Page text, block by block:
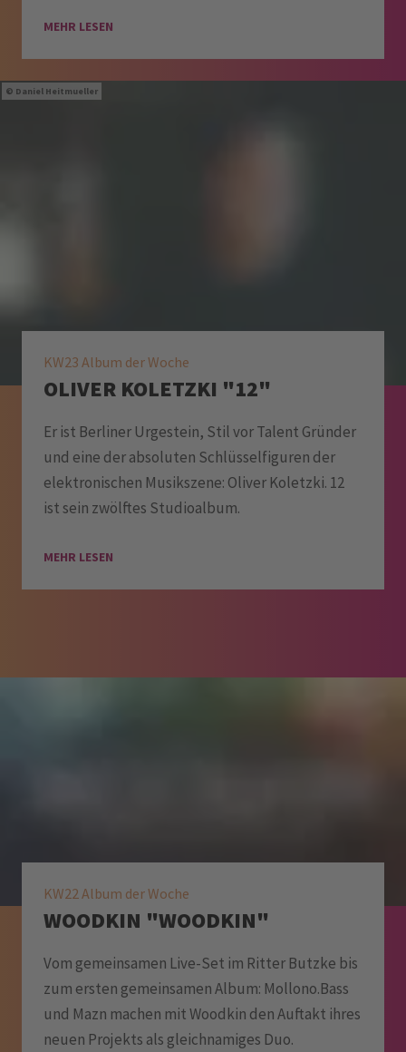
MEHR LESEN
Daniel Heitmueller
KW23 Album der Woche
OLIVER KOLETZKI "12"
Er ist Berliner Urgestein, Stil vor Talent Gründer
und eine der absoluten Schlüsselfiguren der
elektronischen Musikszene: Oliver Koletzki. 12
ist sein zwölftes Studioalbum.
MEHR LESEN
KW22 Album der Woche
WOODKIN "WOODKIN"
Vom gemeinsamen Live-Set im Ritter Butzke bis
zum ersten gemeinsamen Album: Mollono.Bass
und Mazn machen mit Woodkin den Auftakt ihres
neuen Projekts als gleichnamiges Duo.